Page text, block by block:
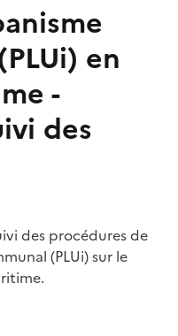
en
-
des
des procédures de
(PLUi) sur le